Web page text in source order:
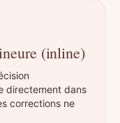
(inline)
directement dans
corrections ne